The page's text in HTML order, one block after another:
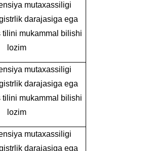
mutaxassiligi
darajasiga ega
tilini mukammal bilishi
lozim
mutaxassiligi
darajasiga ega
tilini mukammal bilishi
lozim
mutaxassiligi
darajasiga ega